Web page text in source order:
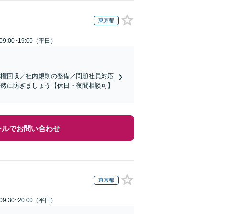
東京都
（平日）
回収／社内規則の整備／問題社員対応
に防ぎましょう【休日・夜間相談可】
ルでお問い合わせ
東京都
（平日）